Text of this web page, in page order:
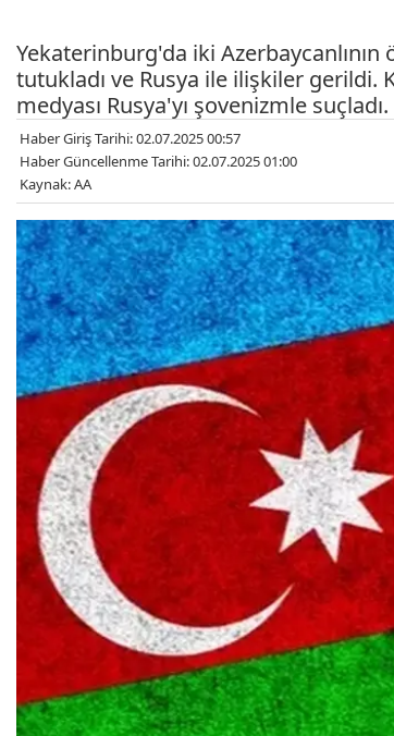
Yekaterinburg'da iki
tutukladı ve Rusya ile ilişkiler gerildi.
medyası Rusya'yı şovenizmle
Haber Giriş Tarihi: 02.07.2025 00:57
Haber Güncellenme Tarihi: 02.07.2025 01:00
Kaynak: AA